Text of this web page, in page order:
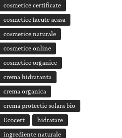
cosmetice certificate
cosmetice facute acasa
cosmetice naturale
cosmetice online
cosmetice organice
crema hidratanta
crema organica
crema protectie solara bio
Ecocert hidratare
ingrediente naturale